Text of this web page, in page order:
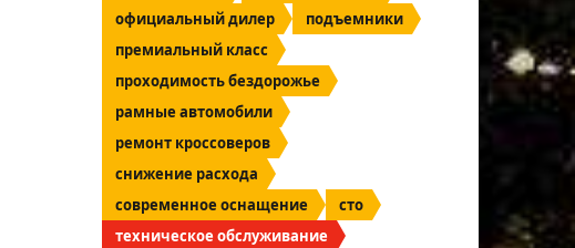
официальный дилер
подъемники
премиальный класс
проходимость бездорожье
рамные автомобили
ремонт кроссоверов
снижение расхода
современное оснащение
сто
техническое обслуживание